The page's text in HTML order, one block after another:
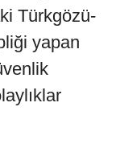
Türkgözü-
yapan